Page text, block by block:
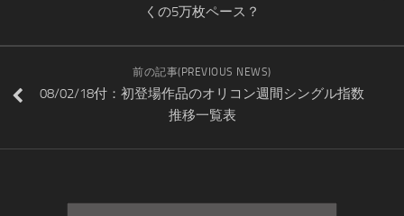
くの5万枚ペース？
前の記事(PREVIOUS NEWS)
08/02/18付：初登場作品のオリコン週間シングル指数
推移一覧表